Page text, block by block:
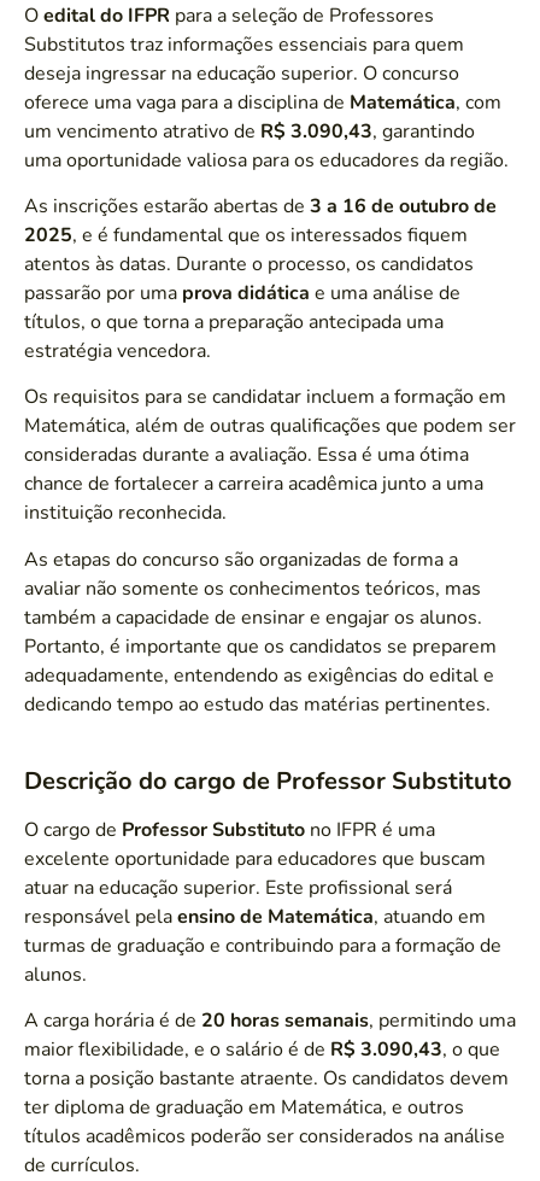
Oedital do IFPR para a seleção de Professores
Substitutos traz informações essenciais para quem
deseja ingressar na educação superior. O concurso
oferece uma vaga para a disciplina de Matemática, com
um vencimento atrativo de R$ 3.090,43, garantindo
uma oportunidade valiosa para os educadores da região.
As inscrições estarão abertas de 3 a 16 de outubro de
2025, e é fundamental que os interessados fiquem
atentos às datas. Durante o processo, os candidatos
passarão por uma prova didática e uma análise de
títulos, o que torna a preparação antecipada uma
estratégia vencedora.
Os requisitos para se candidatar incluem a formação em
Matemática, além de outras qualificações que podem ser
consideradas durante a avaliação. Essa é uma ótima
chance de fortalecer a carreira acadêmica junto a uma
instituição reconhecida.
As etapas do concurso são organizadas de forma a
avaliar não somente os conhecimentos teóricos, mas
também a capacidade de ensinar e engajar os alunos.
Portanto, é importante que os candidatos se preparem
adequadamente, entendendo as exigências do edital e
dedicando tempo ao estudo das matérias pertinentes.
Descrição do cargo de Professor Substituto
O cargo de Professor Substituto no IFPR é uma
excelente oportunidade para educadores que buscam
atuar na educação superior. Este profissional será
responsável pelaensino de Matemática, atuando em
turmas de graduação e contribuindo para a formação de
alunos.
A carga horária é de 20 horas semanais, permitindo uma
maior flexibilidade, e o salário é de R$ 3.090,43, o que
torna a posição bastante atraente. Os candidatos devem
ter diploma de graduação em Matemática, e outros
títulos acadêmicos poderão ser considerados na análise
de currículos.